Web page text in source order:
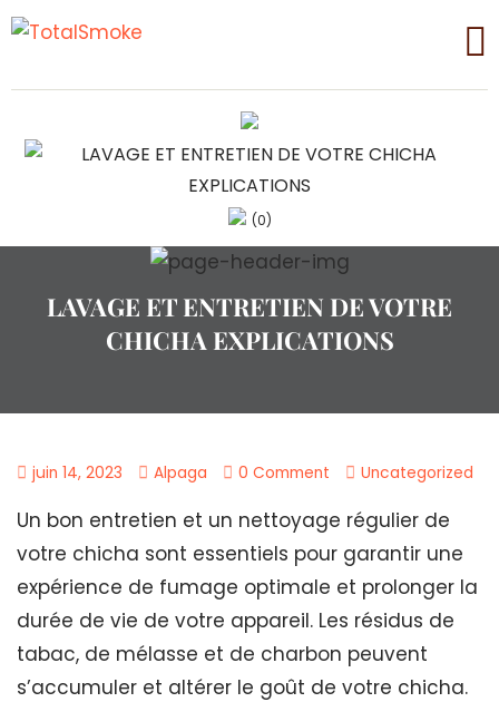
(0)
LAVAGE ET ENTRETIEN DE VOTRE
CHICHA EXPLICATIONS
juin 14, 2023 Alpaga 0 Comment Uncategorized
Un bon entretien et un nettoyage régulier de
votre chicha sont essentiels pour garantir une
expérience de fumage optimale et prolonger la
durée de vie de votre appareil. Les résidus de
tabac, de mélasse et de charbon peuvent
s’accumuler et altérer le goût de votre chicha.